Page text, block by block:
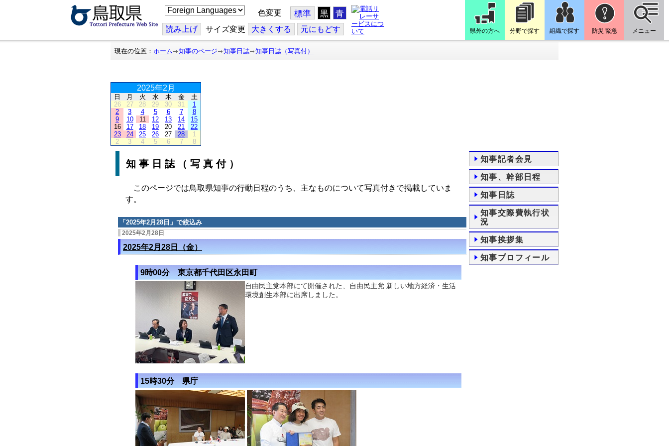
こ
の
ジ
を
翻
色変更 標準 黒 青
読み上げ サイズ変更 大きくする 元にもどす 県外の方へ 分野で探す 組織で探す 防災 緊急 メニュー
現在の位置： ホーム 知事のページ 知事日誌 知事日誌（写真付）
2025年2月
日 月 火 水 木 金
土
26
27 28 29 30 31
1
2
3 4 5 6 7
8
9
10 11 12 13 14
15
16
17 18 19 20 21
22
23
24 25 26 27 28
1
2
3 4 5 6 7 8
知事日誌（写真付）
このページでは鳥取県知事の行動日程のうち、主なものについて写真付きで掲載していま
す。
「 2025年2月28日 」で絞込み
2025年2月28日
2025年2月28日（金）
9時00分 東京都千代田区永田町
自由民主党本部にて開催された、自由民主党 新しい地方経済・生活
環境創生本部に出席しました。
15時30分 県庁
知事記者会見
知事、幹部日程
知事日誌
知事交際費執行状
況
知事挨拶集
知事プロフィール